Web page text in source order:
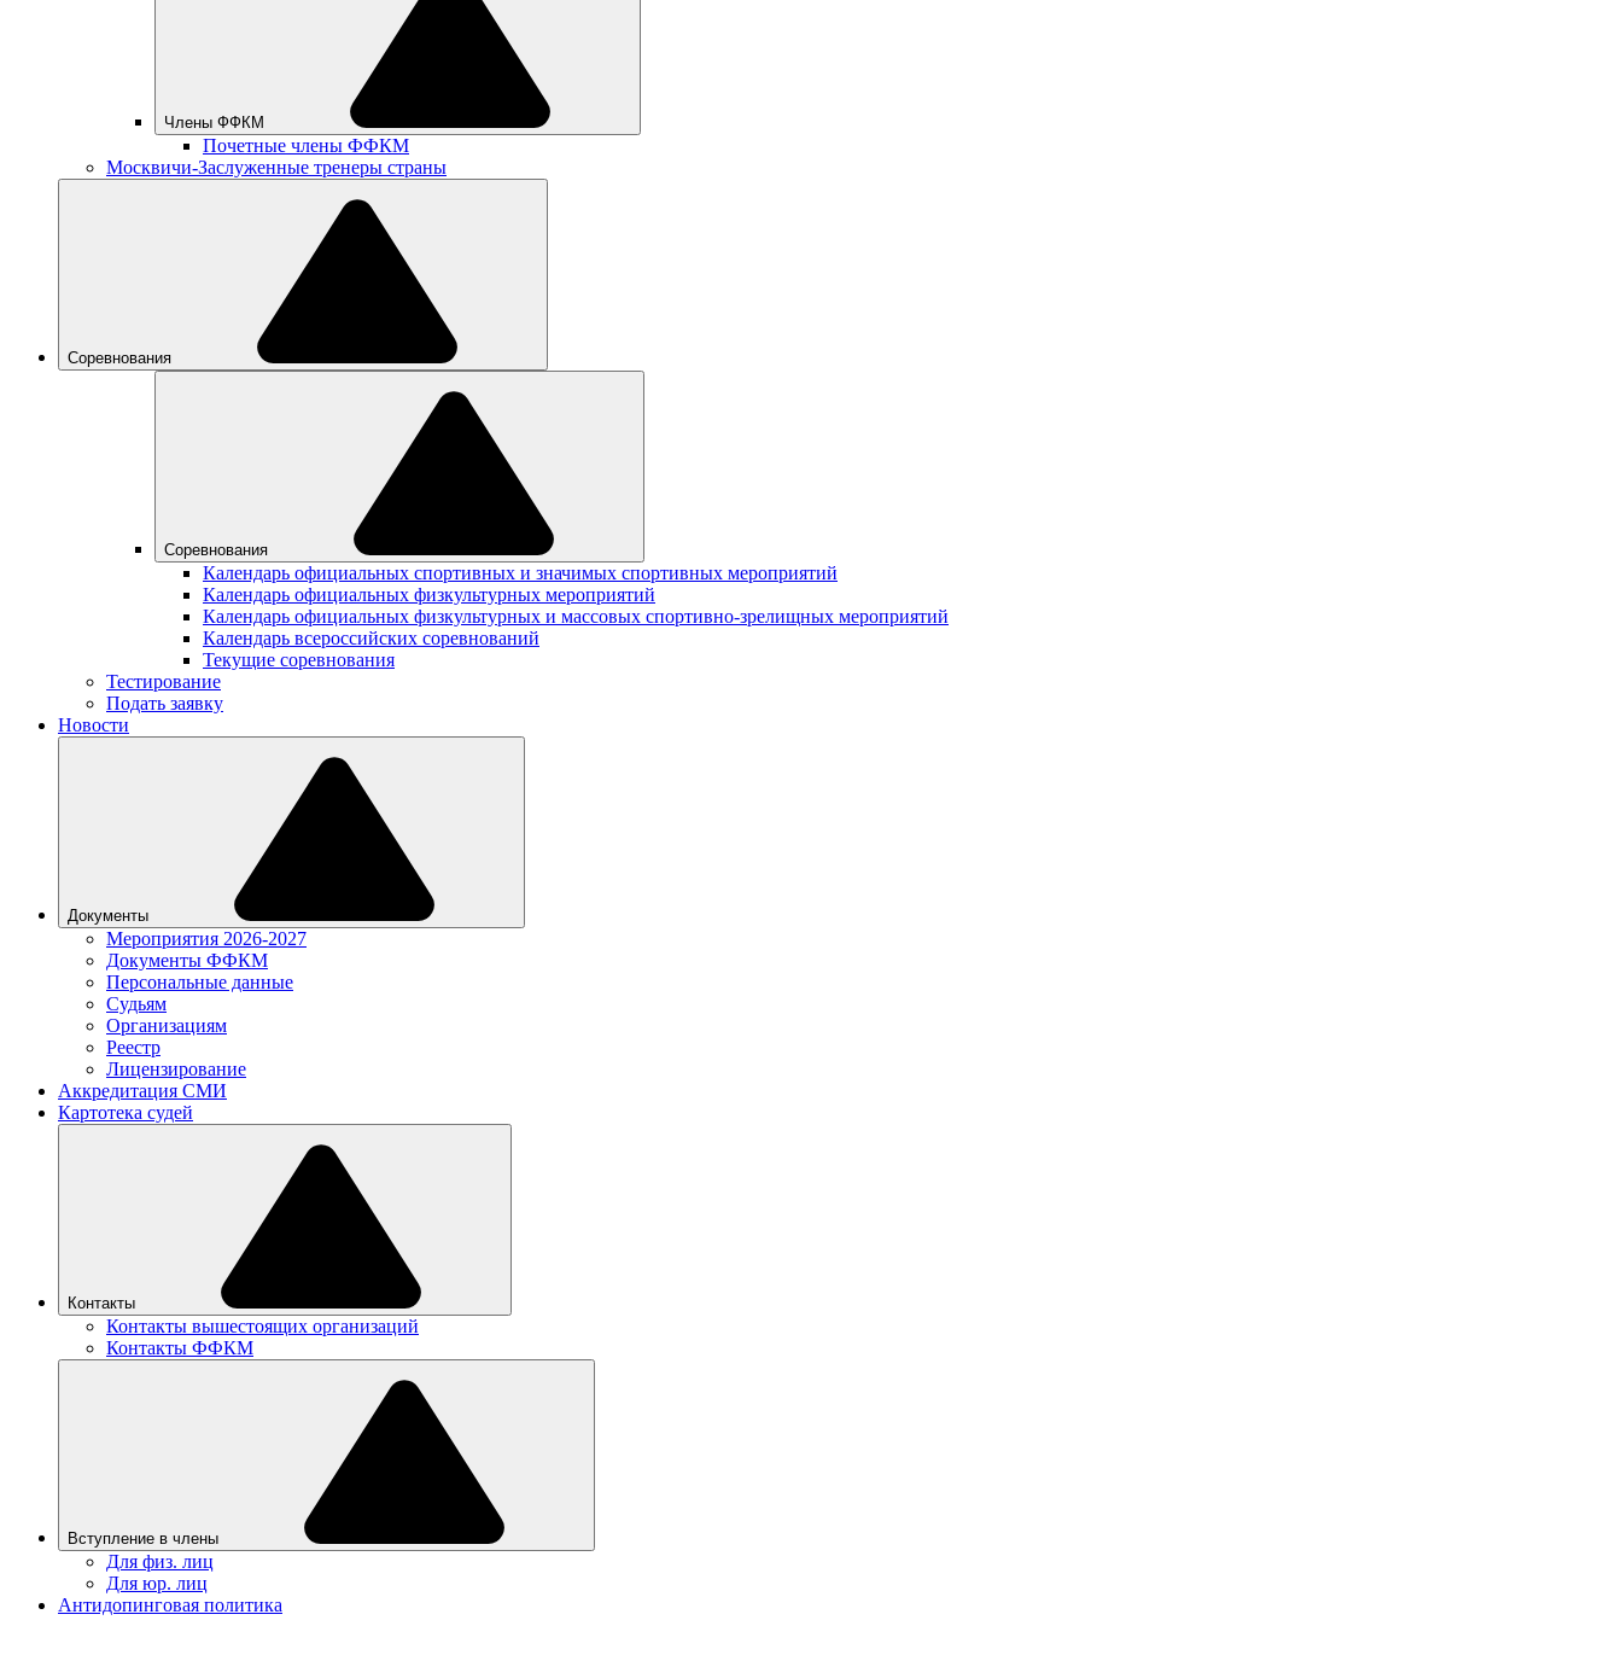
Члены ФФКМ
Почетные члены ФФКМ
Москвичи-Заслуженные тренеры страны
Соревнования
Соревнования
Календарь официальных спортивных и значимых спортивных мероприятий
Календарь официальных физкультурных мероприятий
Календарь официальных физкультурных и массовых спортивно-зрелищных мероприятий
Календарь всероссийских соревнований
Текущие соревнования
Тестирование
Подать заявку
Новости
Документы
Мероприятия 2026-2027
Документы ФФКМ
Персональные данные
Судьям
Организациям
Реестр
Лицензирование
Аккредитация СМИ
Картотека судей
Контакты
Контакты вышестоящих организаций
Контакты ФФКМ
Вступление в члены
Для физ. лиц
Для юр. лиц
Антидопинговая политика